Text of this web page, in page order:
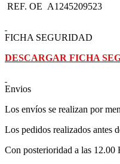
REF. OE A1245209523
FICHA SEGURIDAD
DESCARGAR FICHA
Envios
Los envíos se realizan por
Los pedidos realizados antes
Con posterioridad a las 12.00